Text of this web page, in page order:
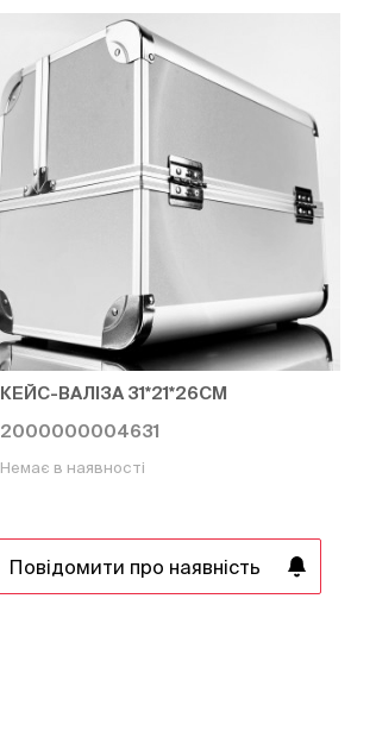
КЕЙС-ВАЛІЗА 31*21*26СМ
2000000004631
Немає в наявності
Повідомити про наявність